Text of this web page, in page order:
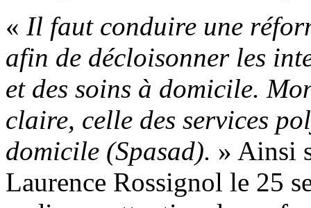
« Il faut conduire une
afin de décloisonner les
et des soins à domicile.
claire, celle des services
domicile (Spasad). » Ainsi
Laurence Rossignol le 25